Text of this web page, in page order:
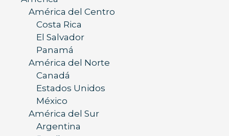
América del Centro
Costa Rica
El Salvador
Panamá
América del Norte
Canadá
Estados Unidos
México
América del Sur
Argentina